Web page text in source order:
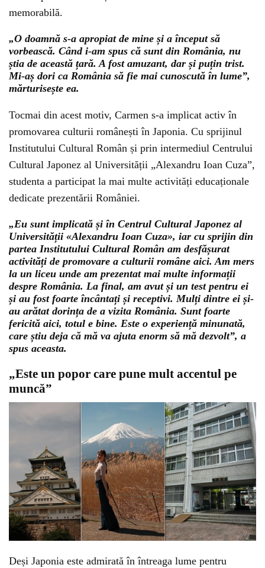
memorabilă.
„O doamnă s-a apropiat de mine și a început să
vorbească. Când i-am spus că sunt din România, nu
știa de această țară. A fost amuzant, dar și puțin trist.
Mi-aș dori ca România să fie mai cunoscută în lume”,
mărturisește ea.
Tocmai din acest motiv, Carmen s-a implicat activ în
promovarea culturii românești în Japonia. Cu sprijinul
Institutului Cultural Român și prin intermediul Centrului
Cultural Japonez al Universității „Alexandru Ioan Cuza”,
studenta a participat la mai multe activități educaționale
dedicate prezentării României.
„Eu sunt implicată și în Centrul Cultural Japonez al
Universității «Alexandru Ioan Cuza», iar cu sprijin din
partea Institutului Cultural Român am desfășurat
activități de promovare a culturii române aici. Am mers
la un liceu unde am prezentat mai multe informații
despre România. La final, am avut și un test pentru ei
și au fost foarte încântați și receptivi. Mulți dintre ei și-
au arătat dorința de a vizita România. Sunt foarte
fericită aici, totul e bine. Este o experiență minunată,
care știu deja că mă va ajuta enorm să mă dezvolt”, a
spus aceasta.
„Este un popor care pune mult accentul pe
muncă”
Deși Japonia este admirată în întreaga lume pentru